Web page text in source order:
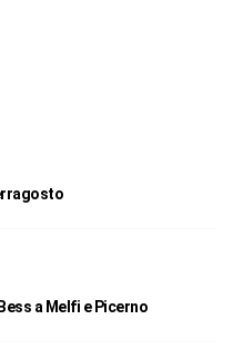
a Melfi e Picerno